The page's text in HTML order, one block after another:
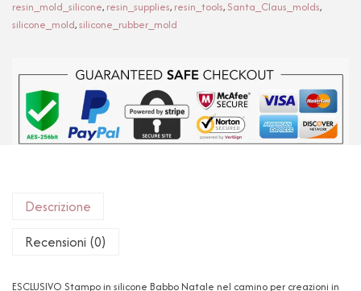
resin_mold_silicone, resin_supplies, resin_tools,Santa_Claus_molds,
silicone_mold,silicone_rubber_mold
Descrizione
Recensioni (0)
ESCLUSIVO Stampo in silicone Babbo Natale nel camino per creazioni in